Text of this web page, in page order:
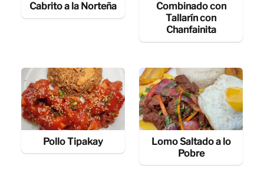
Cabrito a la Norteña
Combinado con
Tallarín con
Chanfainita
Pollo Tipakay
Lomo Saltado a lo
Pobre